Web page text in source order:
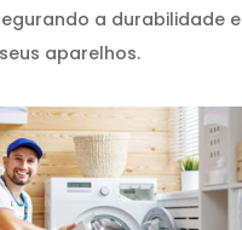
a durabilidade e
aparelhos.